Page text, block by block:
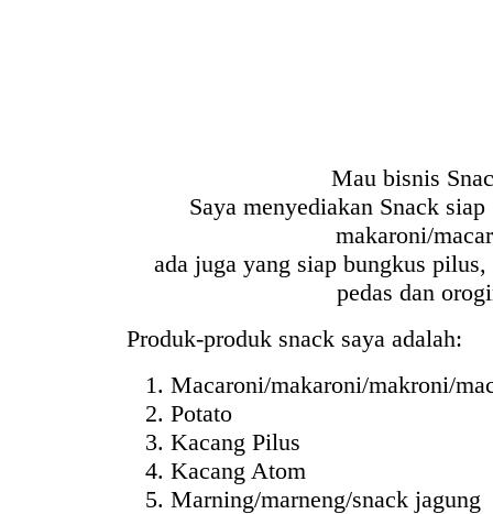
Mau bisnis
Saya menyediakan Snack
makaroni/
ada juga yang siap bungkus
pedas dan
Produk-produk snack saya adalah:
Macaroni/makaroni/makroni/
Potato
Kacang Pilus
Kacang Atom
Marning/marneng/snack jagung